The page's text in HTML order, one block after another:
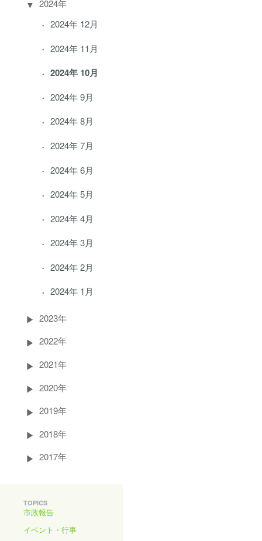
2024年
2024年 12月
2024年 11月
2024年 10月
2024年 9月
2024年 8月
2024年 7月
2024年 6月
2024年 5月
2024年 4月
2024年 3月
2024年 2月
2024年 1月
2023年
2022年
2021年
2020年
2019年
2018年
2017年
TOPICS
市政報告
イベント・行事